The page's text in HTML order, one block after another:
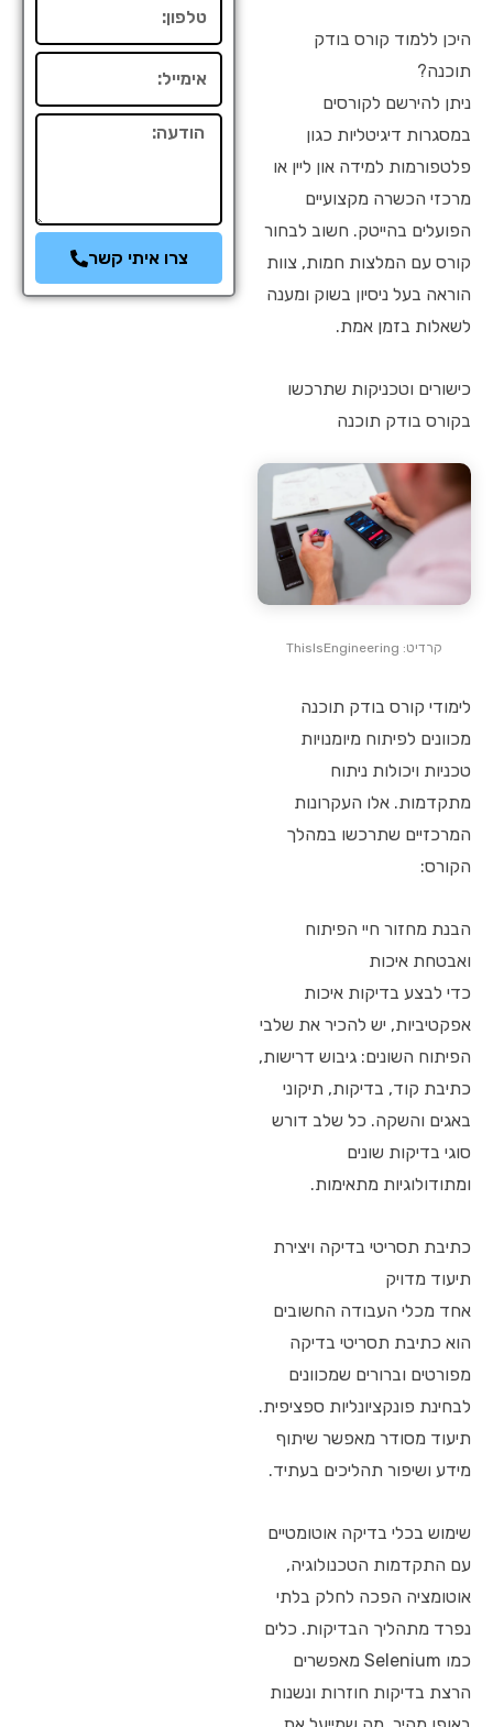
היכן ללמוד קורס בודק
תוכנה?
ניתן להירשם לקורסים
במסגרות דיגיטליות כגון
פלטפורמות למידה און ליין או
מרכזי הכשרה מקצועיים
הפועלים בהייטק. חשוב לבחור
קורס עם המלצות חמות, צוות
הוראה בעל ניסיון בשוק ומענה
לשאלות בזמן אמת.
כישורים וטכניקות שתרכשו
בקורס בודק תוכנה
קרדיט: ThisIsEngineering
לימודי קורס בודק תוכנה
מכוונים לפיתוח מיומנויות
טכניות ויכולות ניתוח
מתקדמות. אלו העקרונות
המרכזיים שתרכשו במהלך
הקורס:
הבנת מחזור חיי הפיתוח
ואבטחת איכות
כדי לבצע בדיקות איכות
אפקטיביות, יש להכיר את שלבי
הפיתוח השונים: גיבוש דרישות,
כתיבת קוד, בדיקות, תיקוני
באגים והשקה. כל שלב דורש
סוגי בדיקות שונים
ומתודולוגיות מתאימות.
כתיבת תסריטי בדיקה ויצירת
תיעוד מדויק
אחד מכלי העבודה החשובים
הוא כתיבת תסריטי בדיקה
מפורטים וברורים שמכוונים
לבחינת פונקציונליות ספציפית.
תיעוד מסודר מאפשר שיתוף
מידע ושיפור תהליכים בעתיד.
שימוש בכלי בדיקה אוטומטיים
עם התקדמות הטכנולוגיה,
אוטומציה הפכה לחלק בלתי
נפרד מתהליך הבדיקות. כלים
כמו Selenium מאפשרים
הרצת בדיקות חוזרות ונשנות
הודעה
צרו איתי קשר